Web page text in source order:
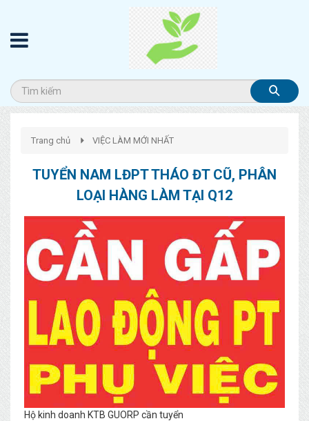
Trang chủ VIỆC LÀM MỚI NHẤT
TUYỂN NAM LĐPT THÁO ĐT CŨ, PHÂN
LOẠI HÀNG LÀM TẠI Q12
Hộ kinh doanh KTB GUORP cần tuyển